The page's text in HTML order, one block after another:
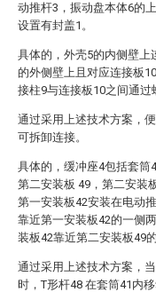
动推杆3，振动盘本体6的
设置有封盖1。
具体的，外壳5的内侧壁上
的外侧壁上且对应连接板
接柱9与连接板10之间通过
通过采用上述技术方案，
可拆卸连接。
具体的，缓冲座4包括套筒
第二安装板 49，第二安装
第一安装板42安装在电动
靠近第一安装板42的一侧
装板42靠近第二安装板49
通过采用上述技术方案，
时，T形杆48 在套筒41内